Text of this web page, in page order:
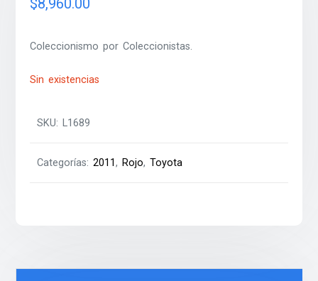
$8,960.00
Coleccionismo por Coleccionistas.
Sin existencias
SKU: L1689
Categorías:2011, Rojo,Toyota